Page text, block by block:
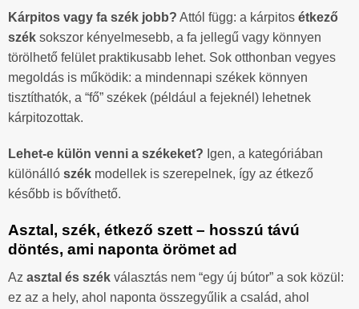
Kárpitos vagy fa szék jobb? Attól függ: a kárpitos étkező
szék sokszor kényelmesebb, a fa jellegű vagy könnyen
törölhető felület praktikusabb lehet. Sok otthonban vegyes
megoldás is működik: a mindennapi székek könnyen
tisztíthatók, a “fő” székek (például a fejeknél) lehetnek
kárpitozottak.
Lehet-e külön venni a székeket? Igen, a kategóriában
különálló szék modellek is szerepelnek, így az étkező
később is bővíthető.
Asztal, szék, étkező szett – hosszú távú
döntés, ami naponta örömet ad
Az asztal és szék választás nem “egy új bútor” a sok közül:
ez az a hely, ahol naponta összegyűlik a család, ahol